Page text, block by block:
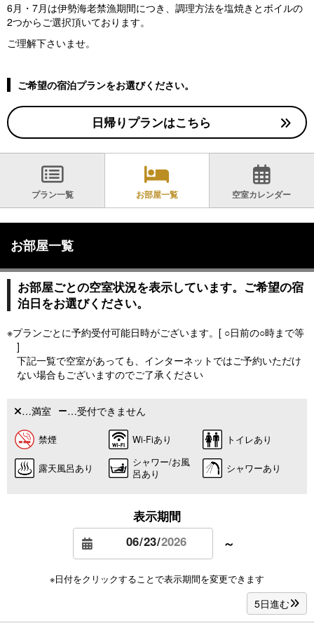
6月・7月は伊勢海老禁漁期間につき、調理方法を塩焼きとボイルの
2つからご選択頂いております。
ご理解下さいませ。
ご希望の宿泊プランをお選びください。
日帰りプランはこちら
プラン一覧 お部屋一覧 空室カレンダー
お部屋一覧
お部屋ごとの空室状況を表示しています。ご希望の宿
泊日をお選びください。
※プランごとに予約受付可能日時がございます。[ ○日前の○時まで等
]
下記一覧で空室があっても、インターネットではご予約いただけ
ない場合もございますのでご了承ください
…満室 …受付できません
禁煙 Wi-Fiあり トイレあり
露天風呂あり
シャワー/お風
呂あり
シャワーあり
表示期間
～
※日付をクリックすることで表示期間を変更できます
5日進む